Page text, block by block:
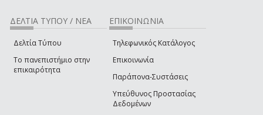
ΔΕΛΤΙΑ ΤΥΠΟΥ / ΝΕΑ
Δελτία Τύπου
Το πανεπιστήμιο στην
επικαιρότητα
ΕΠΙΚΟΙΝΩΝΙΑ
Τηλεφωνικός Κατάλογος
Επικοινωνία
Παράπονα-Συστάσεις
Υπεύθυνος Προστασίας
Δεδομένων